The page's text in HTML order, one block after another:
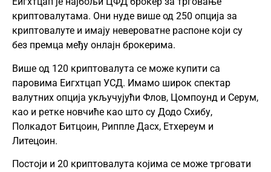
криптовалутама. Они нуде више од 250 опција за
криптовалуте и имају невероватне распоне који су
без премца међу онлајн брокерима.
Више од 120 криптовалута се може купити са
паровима Еигхтцап УСД. Имамо широк спектар
валутних опција укључујући Флов, Цомпоунд и Серум,
као и ретке новчиће као што су Додо Схибу,
Полкадот Битцоин, Риппле Дасх, Етхереум и
Литецоин.
Постоји и 20 криптовалута којима се може трговати